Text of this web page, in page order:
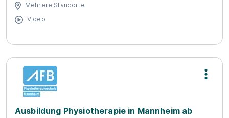
Mehrere Standorte
Video
Ausbildung Physiotherapie in Mannheim ab